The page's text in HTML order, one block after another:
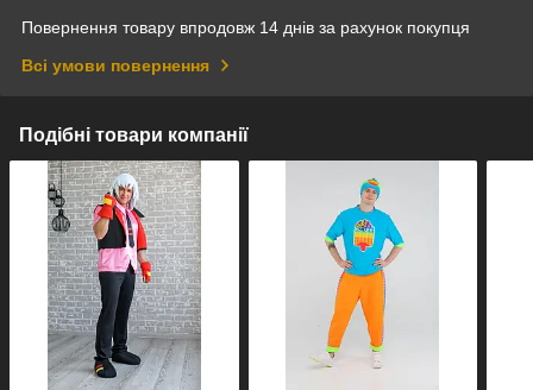
Повернення товару впродовж 14 днів за рахунок покупця
Всі умови повернення
Подібні товари компанії